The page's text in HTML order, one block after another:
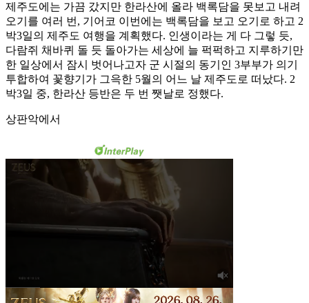
제주도에는 가끔 갔지만 한라산에 올라 백록담을 못보고 내려
오기를 여러 번, 기어코 이번에는 백록담을 보고 오기로 하고 2
박3일의 제주도 여행을 계획했다. 인생이라는 게 다 그렇 듯,
다람쥐 채바퀴 돌 듯 돌아가는 세상에 늘 퍽퍽하고 지루하기만
한 일상에서 잠시 벗어나고자 군 시절의 동기인 3부부가 의기
투합하여 꽃향기가 그윽한 5월의 어느 날 제주도로 떠났다. 2
박3일 중, 한라산 등반은 두 번 쨋날로 정했다.
상판악에서